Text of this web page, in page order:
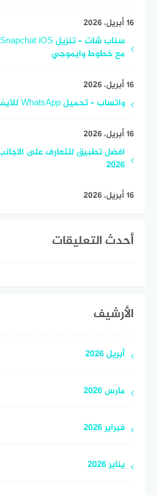
16 أبريل، 2026
مع خطوط وايموجي
16 أبريل، 2026
واتساب – تحميل WhatsApp للآيفون 2026 آخر إصدار
16 أبريل، 2026
افضل تطبيق للتعارف على
2026
16 أبريل، 2026
أحدث التعليقات
الأرشيف
أبريل 2026
مارس 2026
فبراير 2026
يناير 2026